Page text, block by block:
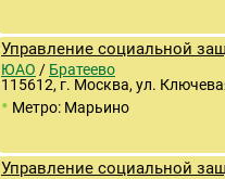
Управление социальной
ЮАО / Братеево
115612, г. Москва, ул.
• Метро: Марьино
Управление социальной